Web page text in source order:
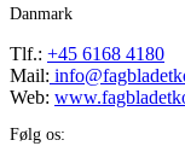
Danmark
Tlf.: +45 6168 4180
Mail:
Web:
Følg os: